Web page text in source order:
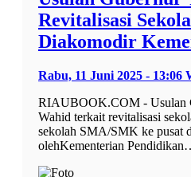
Revitalisasi
Diakomodir
Rabu, 11 Juni 2025 - 13:06
RIAUBOOK.COM - Usulan
Wahid terkait revitalisasi
sekolah SMA/SMK ke pusat
olehKementerian